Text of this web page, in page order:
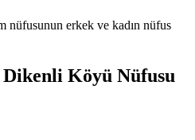
nüfusunun erkek ve kadın nüfus
Dikenli Köyü Nüfusu